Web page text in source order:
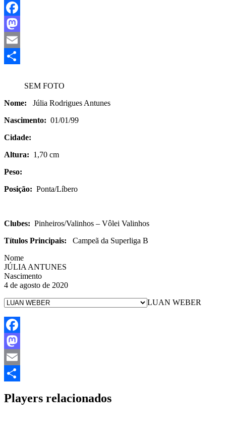
Facebook
Mastodon
Email
SEM FOTO
Nome: Júlia Rodrigues Antunes
Nascimento: 01/01/99
Cidade:
Altura: 1,70 cm
Peso:
Posição: Ponta/Líbero
Clubes: Pinheiros/Valinhos – Vôlei Valinhos
Títulos Principais: Campeã da Superliga B
Nome
JÚLIA ANTUNES
Nascimento
4 de agosto de 2020
LUAN WEBER
Facebook
Mastodon
Email
Players relacionados